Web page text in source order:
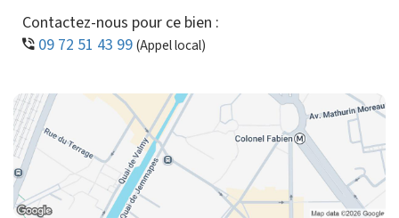
Contactez-nous pour ce bien :
09 72 51 43 99(Appel local)